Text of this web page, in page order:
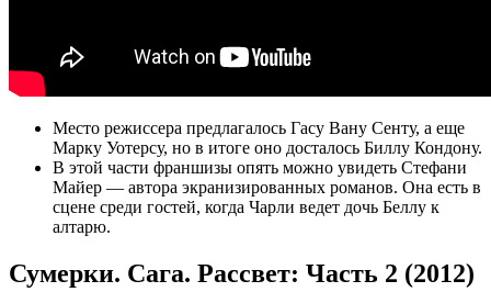
Место режиссера предлагалось Гасу Вану Сенту, а еще
Марку Уотерсу, но в итоге оно досталось Биллу Кондону.
В этой части франшизы опять можно увидеть Стефани
Майер — автора экранизированных романов. Она есть в
сцене среди гостей, когда Чарли ведет дочь Беллу к
алтарю.
Сумерки. Сага. Рассвет: Часть 2 (2012)